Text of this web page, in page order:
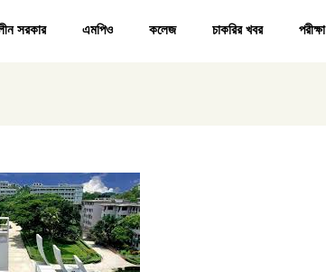
সরকার এমপিও কলেজ চাকরির খবর পরীক্ষা